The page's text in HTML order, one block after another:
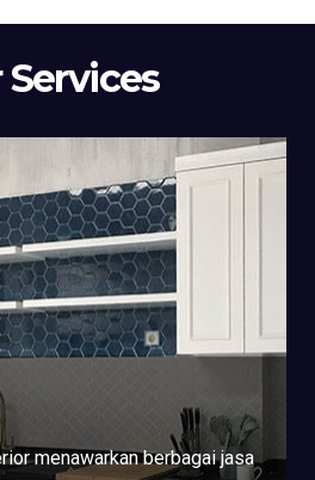
Services
menawarkan berbagai jasa